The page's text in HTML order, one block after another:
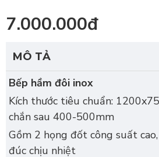
7.000.000đ
MÔ TẢ
Bếp hầm đôi inox
Kích thước tiêu chuẩn:
chắn sau 400-500mm
Gồm 2 họng đốt công suất
đúc chịu nhiệt